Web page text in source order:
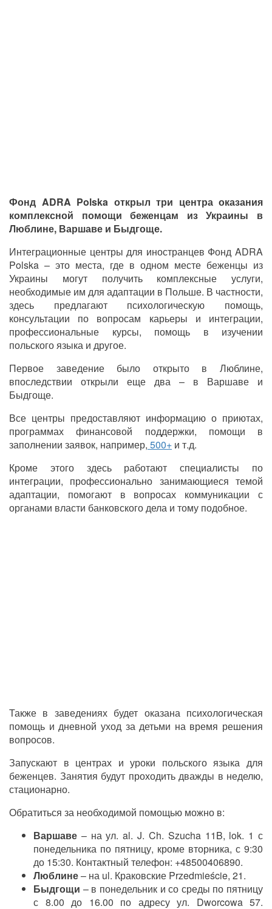
Фонд ADRA Polska открыл три центра оказания
комплексной помощи беженцам из Украины в
Люблине, Варшаве и Быдгоще.
Интеграционные центры для иностранцев Фонд ADRA
Polska – это места, где в одном месте беженцы из
Украины могут получить комплексные услуги,
необходимые им для адаптации в Польше. В частности,
здесь предлагают психологическую помощь,
консультации по вопросам карьеры и интеграции,
профессиональные курсы, помощь в изучении
польского языка и другое.
Первое заведение было открыто в Люблине,
впоследствии открыли еще два – в Варшаве и
Быдгоще.
Все центры предоставляют информацию о приютах,
программах финансовой поддержки, помощи в
заполнении заявок, например, 500+ и т.д.
Кроме этого здесь работают специалисты по
интеграции, профессионально занимающиеся темой
адаптации, помогают в вопросах коммуникации с
органами власти банковского дела и тому подобное.
Также в заведениях будет оказана психологическая
помощь и дневной уход за детьми на время решения
вопросов.
Запускают в центрах и уроки польского языка для
беженцев. Занятия будут проходить дважды в неделю,
стационарно.
Обратиться за необходимой помощью можно в:
Варшаве – на ул. al. J. Ch. Szucha 11B, lok. 1 с
понедельника по пятницу, кроме вторника, с 9:30
до 15:30. Контактный телефон: +48500406890.
Люблине– на ul. Краковские Przedmieście, 21.
Быдгощи – в понедельник и со среды по пятницу
с 8.00 до 16.00 по адресу ул. Dworcowa 57.